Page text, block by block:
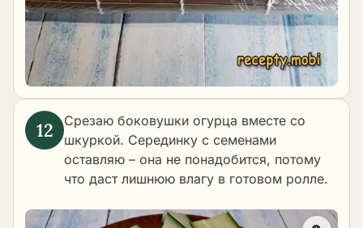
Срезаю боковушки огурца вместе со
шкуркой. Серединку с семенами
оставляю – она не понадобится, потому
что даст лишнюю влагу в готовом ролле.